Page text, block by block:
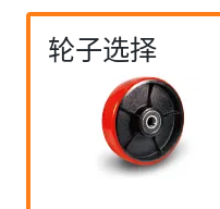
轮子选择